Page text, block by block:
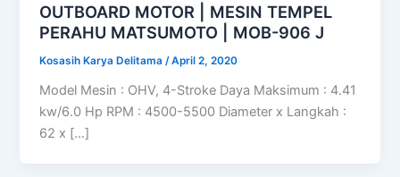
OUTBOARD MOTOR | MESIN TEMPEL
PERAHU MATSUMOTO | MOB-906 J
Kosasih Karya Delitama/April 2, 2020
Model Mesin : OHV, 4-Stroke Daya Maksimum : 4.41
kw/6.0 Hp RPM : 4500-5500 Diameter x Langkah :
62 x […]